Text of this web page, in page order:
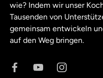
wie? Indem wir unser
Tausenden von
gemeinsam entwickeln
auf den Weg bringen.